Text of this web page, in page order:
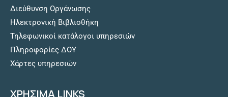
Διεύθυνση Οργάνωσης
Hλεκτρονική Βιβλιοθήκη
Τηλεφωνικοί κατάλογοι υπηρεσιών
Πληροφορίες ΔΟΥ
Χάρτες υπηρεσιών
ΧΡΗΣΙΜΑ LINKS